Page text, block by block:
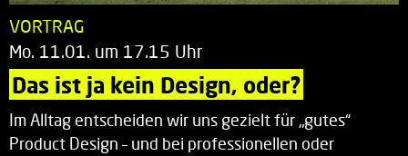
VORTRAG
Mo. 11.01. um 17.15 Uhr
Das ist ja kein Design, oder?
Im Alltag entscheiden wir uns gezielt für „gutes“
Product Design – und bei professionellen oder